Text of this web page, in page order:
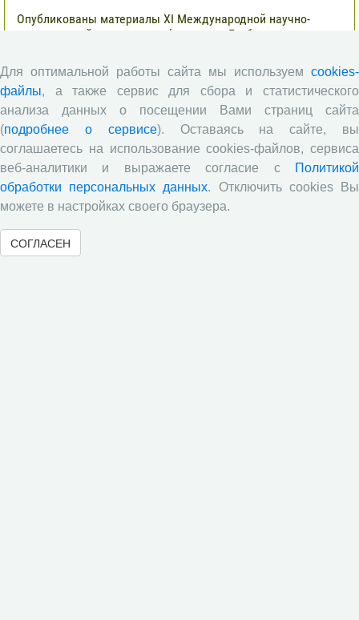
Опубликованы материалы XI Международной научно-
практической интернет-конференции «Глобальные вызовы
Глобальные вызовы и региональное развитие в зеркале
социологических измерений
Все сообщения »
Обзор научных публикаций
Сотрудниками отдела разведения
сельскохозяйственных животных СЗНИИМЛПХ проведены
исследования по оценке племенной ценности быков-
Для оптимальной работы сайта мы используем cookies-
файлы, а также сервис для сбора и статистического
анализа данных о посещении Вами страниц сайта
(подробнее о сервисе). Оставаясь на сайте, вы
соглашаетесь на использование cookies-файлов, сервиса
веб-аналитики и выражаете согласие с
Политикой
обработки персональных данных. Отключить cookies Вы
можете в настройках своего браузера.
СОГЛАСЕН